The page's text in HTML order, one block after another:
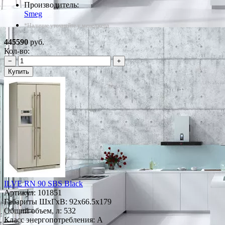
Производитель:
Smeg
*Наличие уточняйте у менеджера
445590руб.
Кол-во:
−
+
Купить
ILVE RN 90 SBS Black
Артикул: 101851
Габариты ШxГxВ: 92x66.5x179
Общий объем, л: 532
Класс энергопотребления: A